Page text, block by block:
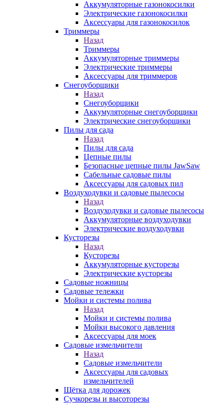
Аккумуляторные газонокосилки
Электрические газонокосилки
Аксессуары для газонокосилок
Триммеры
Назад
Триммеры
Аккумуляторные триммеры
Электрические триммеры
Аксессуары для триммеров
Снегоуборщики
Назад
Снегоуборщики
Аккумуляторные снегоуборщики
Электрические снегоуборщики
Пилы для сада
Назад
Пилы для сада
Цепные пилы
Безопасные цепные пилы JawSaw
Сабельные садовые пилы
Аксессуары для садовых пил
Воздуходувки и садовые пылесосы
Назад
Воздуходувки и садовые пылесосы
Аккумуляторные воздуходувки
Электрические воздуходувки
Кусторезы
Назад
Кусторезы
Аккумуляторные кусторезы
Электрические кусторезы
Садовые ножницы
Садовые тележки
Мойки и системы полива
Назад
Мойки и системы полива
Мойки высокого давления
Аксессуары для моек
Садовые измельчители
Назад
Садовые измельчители
Аксессуары для садовых
измельчителей
Щётка для дорожек
Сучкорезы и высоторезы